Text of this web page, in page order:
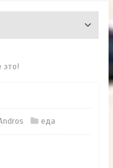
это!
еда